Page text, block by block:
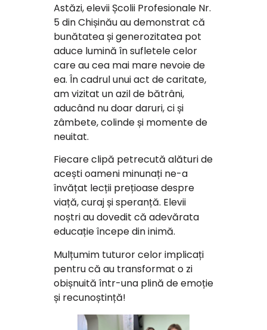
Astăzi, elevii Școlii Profesionale Nr.
5 din Chișinău au demonstrat că
bunătatea și generozitatea pot
aduce lumină în sufletele celor
care au cea mai mare nevoie de
ea. În cadrul unui act de caritate,
am vizitat un azil de bătrâni,
aducând nu doar daruri, ci și
zâmbete, colinde și momente de
neuitat.
Fiecare clipă petrecută alături de
acești oameni minunați ne-a
învățat lecții prețioase despre
viață, curaj și speranță. Elevii
noștri au dovedit că adevărata
educație începe din inimă.
Mulțumim tuturor celor implicați
pentru că au transformat o zi
obișnuită într-una plină de emoție
și recunoștință!